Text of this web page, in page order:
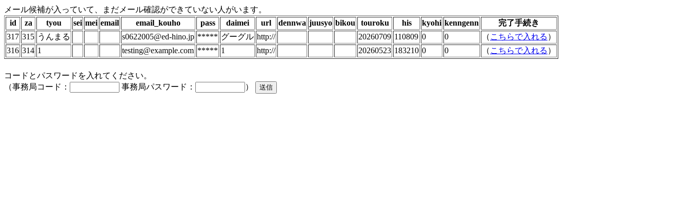
メール候補が入っていて、まだメール確認ができていない人がいます。
id
za tyou sei mei email email_kouho pass daimei url dennwa juusyo bikou touroku his kyohi kenngenn
完了手続き
317 315 うんまる s0622005@ed-hino.jp ***** グーグル http:// 20260709 110809 0 0 （ こちらで入れる ）
316 314 1 testing@example.com ***** 1 http:// 20260523 183210 0 0 （ こちらで入れる ）
コードとパスワードを入れてください。
（事務局コード：
事務局パスワード： ）